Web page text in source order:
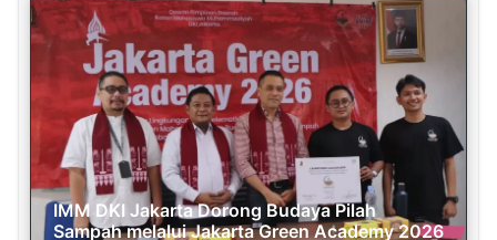
IMM DKI Jakarta Dorong Budaya Pilah
Sampah melalui Jakarta Green Academy 2026